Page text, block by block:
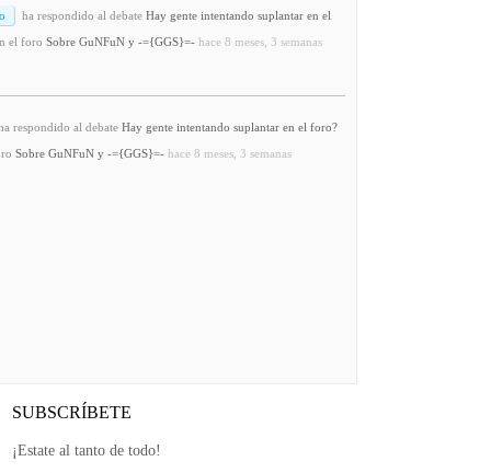
ha respondido al debate Hay gente intentando suplantar en el
el foro Sobre GuNFuN y -={GGS}=- hace 8 meses, 3 semanas
respondido al debate Hay gente intentando suplantar en el foro?
Sobre GuNFuN y -={GGS}=- hace 8 meses, 3 semanas
SUBSCRÍBETE
¡Estate al tanto de todo!